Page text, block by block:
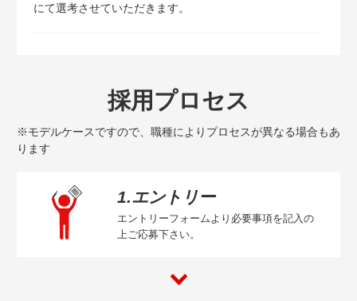
にて選考させていただきます。
採用プロセス
※モデルケースですので、職種によりプロセスが異なる場合もあ
ります
1.エントリー
エントリーフォームより必要事項を記入の
上ご応募下さい。